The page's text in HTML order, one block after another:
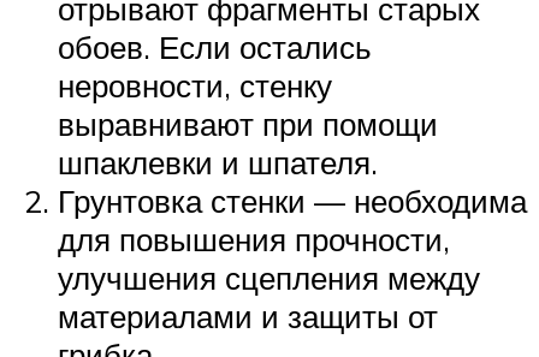
отрывают фрагменты старых
обоев. Если остались
неровности, стенку
выравнивают при помощи
шпаклевки и шпателя.
Грунтовка стенки — необходима
для повышения прочности,
улучшения сцепления между
материалами и защиты от